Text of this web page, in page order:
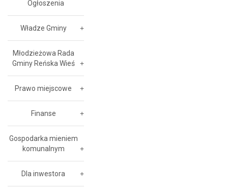
Ogłoszenia
Władze Gminy
Młodzieżowa Rada
Gminy Reńska Wieś
Prawo miejscowe
Finanse
Gospodarka mieniem
komunalnym
Dla inwestora